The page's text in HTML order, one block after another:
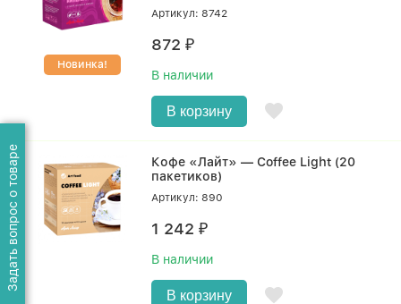
Новинка!
Артикул: 8742
872₽
В наличии
В корзину
Кофе «Лайт» — Coffee Light (20
пакетиков)
Артикул: 890
1 242₽
В наличии
В корзину
Задать вопрос о товаре